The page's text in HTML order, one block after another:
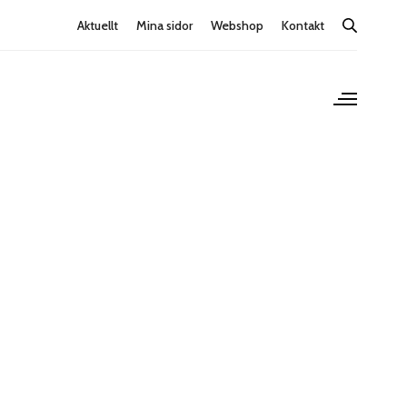
Aktuellt Mina sidor Webshop Kontakt